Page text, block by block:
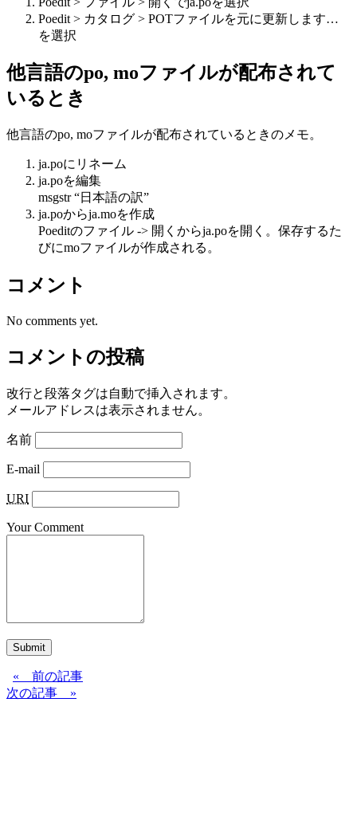
Poedit > カタログ > POTファイルを元に更新します…
を選択
他言語のpo, moファイルが配布されて
いるとき
他言語のpo, moファイルが配布されているときのメモ。
ja.poにリネーム
ja.poを編集
msgstr “日本語の訳”
ja.poからja.moを作成
Poeditのファイル -> 開くからja.poを開く。保存するた
びにmoファイルが作成される。
コメント
No comments yet.
コメントの投稿
改行と段落タグは自動で挿入されます。
メールアドレスは表示されません。
名前
E-mail
URI
Your Comment
Submit
« 前の記事
次の記事 »